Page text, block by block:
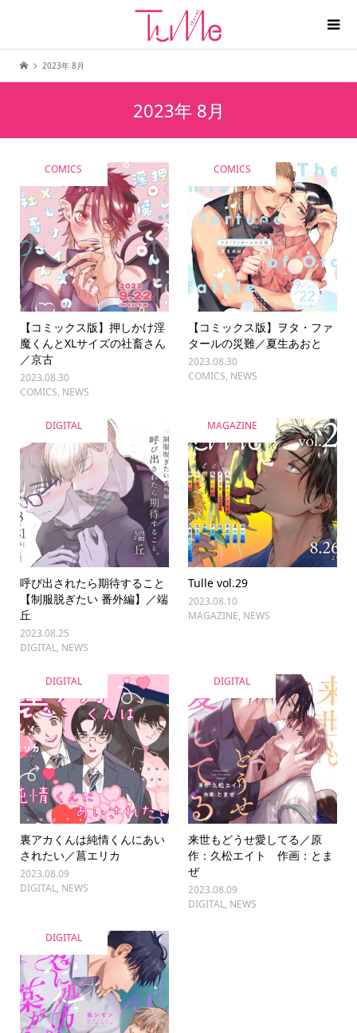
2023年 8月
2023年 8月
COMICS
【コミックス版】押しかけ淫
魔くんとXLサイズの社畜さん
／京古
2023.08.30
COMICS, NEWS
COMICS
【コミックス版】ヲタ・ファ
タールの災難／夏生あおと
2023.08.30
COMICS, NEWS
DIGITAL
呼び出されたら期待すること
【制服脱ぎたい 番外編】／端
丘
2023.08.25
DIGITAL, NEWS
MAGAZINE
Tulle vol.29
2023.08.10
MAGAZINE, NEWS
DIGITAL
裏アカくんは純情くんにあい
されたい／菖エリカ
2023.08.09
DIGITAL, NEWS
DIGITAL
来世もどうせ愛してる／原
作：久松エイト 作画：とま
ぜ
2023.08.09
DIGITAL, NEWS
DIGITAL